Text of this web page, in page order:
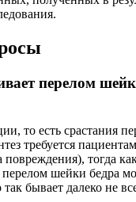
перелом
то есть срастания
требуется
повреждения), тогда
шейки бедра
бывает далеко не